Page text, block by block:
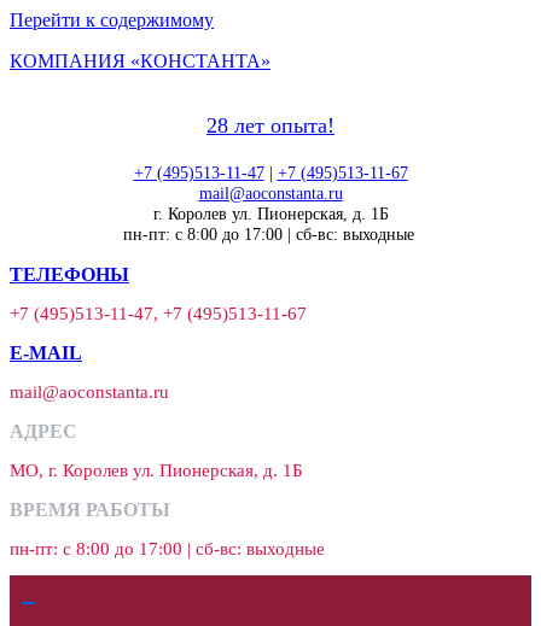
Перейти к содержимому
КОМПАНИЯ «КОНСТАНТА»
28 лет опыта!
+7 (495)513-11-47| +7 (495)513-11-67
mail@aoconstanta.ru
г. Королев ул. Пионерская, д. 1Б
пн-пт: с 8:00 до 17:00 | сб-вс: выходные
ТЕЛЕФОНЫ
+7 (495)513-11-47, +7 (495)513-11-67
E-MAIL
mail@aoconstanta.ru
АДРЕС
МО, г. Королев ул. Пионерская, д. 1Б
ВРЕМЯ РАБОТЫ
пн-пт: с 8:00 до 17:00 | сб-вс: выходные